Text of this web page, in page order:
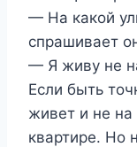
— На какой
спрашивает
— Я живу не
Если быть
живет и не
квартире. Но